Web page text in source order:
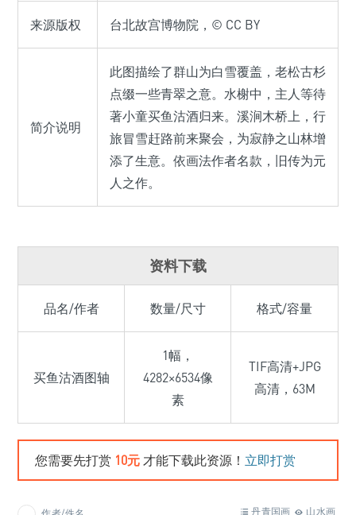
来源版权 台北故宫博物院，© CC BY
简介说明
此图描绘了群山为白雪覆盖，老松古杉
点缀一些青翠之意。水榭中，主人等待
著小童买鱼沽酒归来。溪涧木桥上，行
旅冒雪赶路前来聚会，为寂静之山林增
添了生意。依画法作者名款，旧传为元
人之作。
资料下载
品名/作者 数量/尺寸 格式/容量
买鱼沽酒图轴
1幅，
4282×6534像
素
TIF高清+JPG
高清，63M
您需要先打赏 10元 才能下载此资源！ 立即打赏
山水画
丹青国画